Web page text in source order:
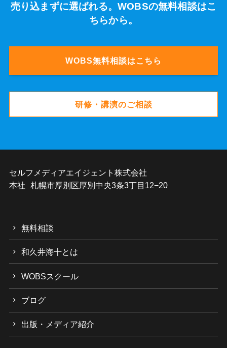
売り込まずに選ばれる。WOBSの無料相談はこ
ちらから。
WOBS無料相談はこちら
研修・講演のご相談
セルフメディアエイジェント株式会社
本社 札幌市厚別区厚別中央3条3丁目12−20
無料相談
和久井海十とは
WOBSスクール
ブログ
出版・メディア紹介